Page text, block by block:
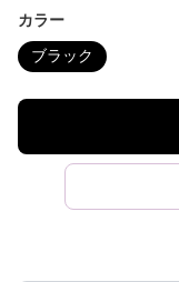
カラー
ブラック